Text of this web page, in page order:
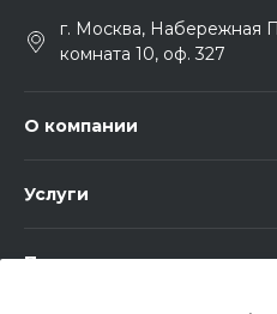
г. Москва, Набережная
комната 10, оф. 327
О компании
Услуги
Помощь